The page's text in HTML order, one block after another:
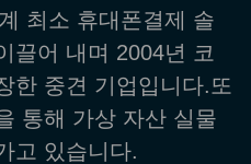
최소 휴대폰결제 솔
끌어 내며 2004년 코
한 중견 기업입니다.또
통해 가상 자산 실물
고 있습니다.